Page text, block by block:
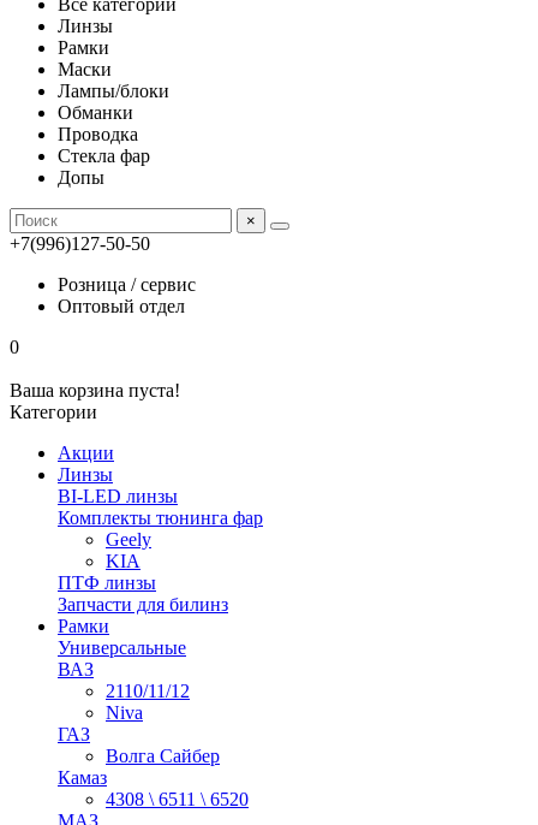
Все категории
Линзы
Рамки
Маски
Лампы/блоки
Обманки
Проводка
Стекла фар
Допы
×
+7(996)127-50-50
Розница / сервис
Оптовый отдел
0
Ваша корзина пуста!
Категории
Акции
Линзы
BI-LED линзы
Комплекты тюнинга фар
Geely
KIA
ПТФ линзы
Запчасти для билинз
Рамки
Универсальные
ВАЗ
2110/11/12
Niva
ГАЗ
Волга Сайбер
Камаз
4308 \ 6511 \ 6520
МАЗ